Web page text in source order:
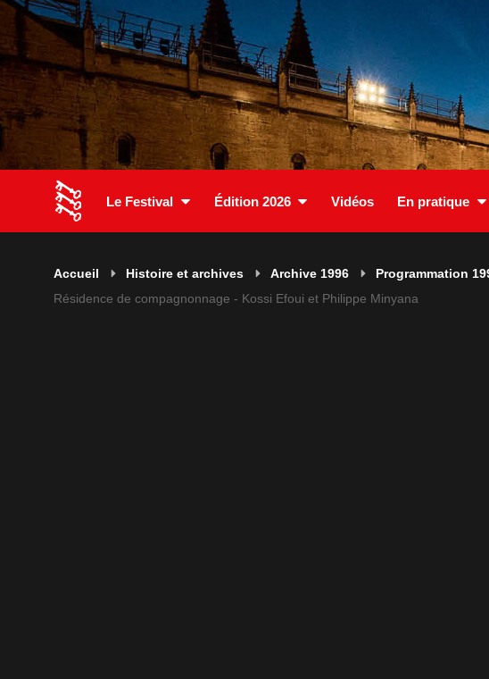
Le Festival Édition 2026 Vidéos En pratique
Accueil Histoire et archives Archive 1996 Programmation
Résidence de compagnonnage - Kossi Efoui et Philippe Minyana